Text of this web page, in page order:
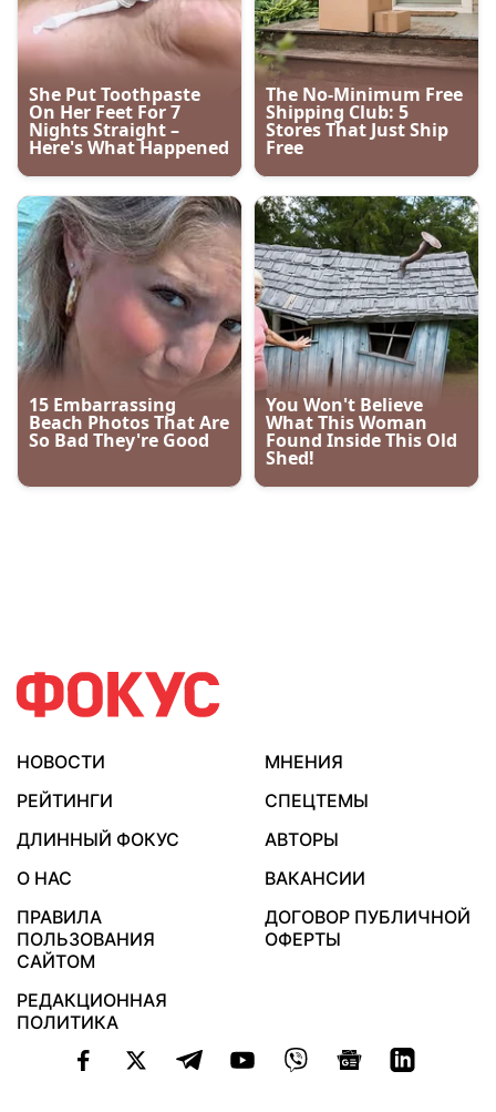
НОВОСТИ
МНЕНИЯ
РЕЙТИНГИ
СПЕЦТЕМЫ
ДЛИННЫЙ ФОКУС
АВТОРЫ
О НАС
ВАКАНСИИ
ПРАВИЛА
ПОЛЬЗОВАНИЯ
САЙТОМ
ДОГОВОР ПУБЛИЧНОЙ
ОФЕРТЫ
РЕДАКЦИОННАЯ
ПОЛИТИКА